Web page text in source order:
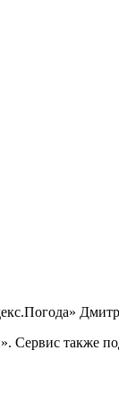
Сервис также